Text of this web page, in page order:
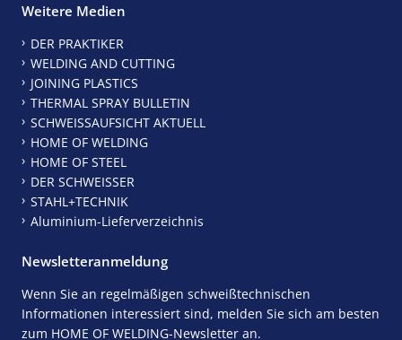
Weitere Medien
DER PRAKTIKER
WELDING AND CUTTING
JOINING PLASTICS
THERMAL SPRAY BULLETIN
SCHWEISSAUFSICHT AKTUELL
HOME OF WELDING
HOME OF STEEL
DER SCHWEISSER
STAHL+TECHNIK
Aluminium-Lieferverzeichnis
Newsletteranmeldung
Wenn Sie an regelmäßigen schweißtechnischen
Informationen interessiert sind, melden Sie sich am besten
zum HOME OF WELDING-Newsletter an.